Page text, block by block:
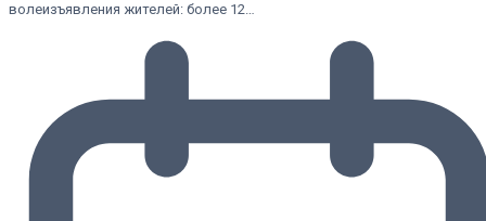
волеизъявления жителей: более 12…